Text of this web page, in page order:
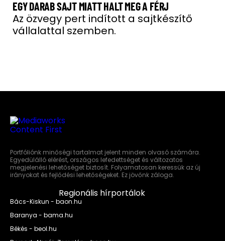
EGY DARAB SAJT MIATT HALT MEG A FÉRJ
Az özvegy pert indított a sajtkészítő
vállalattal szemben.
Portfóliónk minőségi tartalmat jelent minden olvasó számára.
Egyedülálló elérést, országos lefedettséget és változatos
megjelenési lehetőséget biztosít. Folyamatosan keressük az új
irányokat és fejlődési lehetőségeket. Ez jövőnk záloga.
Regionális hírportálok
Bács-Kiskun - baon.hu
Baranya - bama.hu
Békés - beol.hu